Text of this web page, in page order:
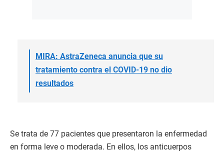
MIRA: AstraZeneca anuncia que su
tratamiento contra el COVID-19 no dio
resultados
Se trata de 77 pacientes que presentaron la enfermedad
en forma leve o moderada. En ellos, los anticuerpos